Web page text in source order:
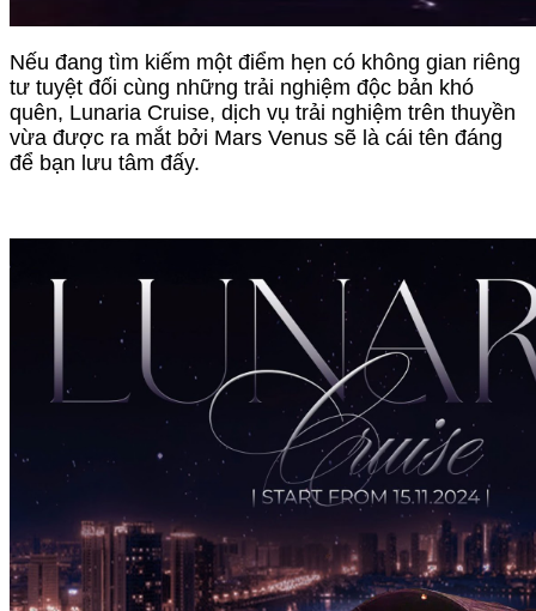
Nếu đang tìm kiếm một điểm hẹn có không gian riêng
tư tuyệt đối cùng những trải nghiệm độc bản khó
quên, Lunaria Cruise, dịch vụ trải nghiệm trên thuyền
vừa được ra mắt bởi Mars Venus sẽ là cái tên đáng
để bạn lưu tâm đấy.